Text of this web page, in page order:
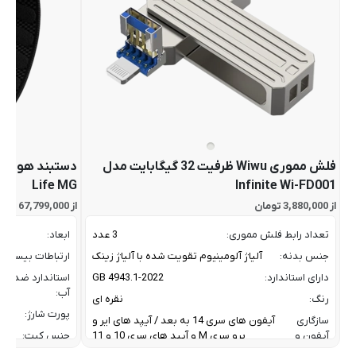
فلش مموری Wiwu ظرفیت 32 گیگابایت مدل
Infinite Wi-FD001
از 3,880,000 تومان
تعداد رابط فلش مموری:
3 عدد
جنس بدنه:
آلیاژ آلومینیوم تقویت شده با آلیاژ زینک
دارای استاندارد:
GB 4943.1-2022
رنگ:
نقره ای
سازگاری
آیفون و
آیفون های سری 14 به بعد / آیپد های ایر و
پرو سری M و آیپد های سری 10 و 11
Life MG
از 67,799,000 تومان
ابعاد:
ارتباطات بیسیم:
استاندارد ضد
آب:
پورت شارژ:
جنس کیت: